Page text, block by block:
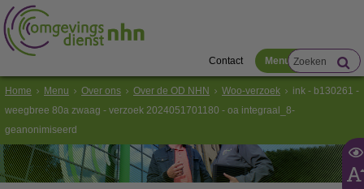
Contact Menu
Home Menu Over ons Over de OD NHN Woo-verzoek
ink - b130261 -
weegbree 80a zwaag - verzoek 2024051701180 - oa integraal_8-
geanonimiseerd